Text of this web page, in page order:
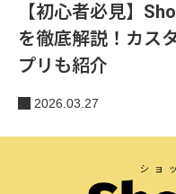
【初心者必見】
を徹底解説！カス
プリも紹介
2026.03.27